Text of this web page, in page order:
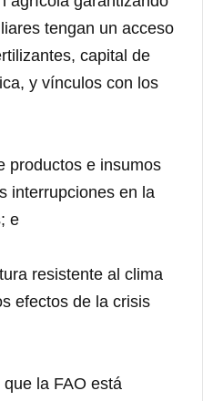
tengan un acceso
capital de
y vínculos con los
productos e insumos
interrupciones en la
e
resistente al clima
efectos de la crisis
la FAO está